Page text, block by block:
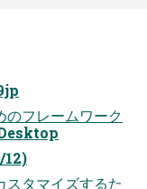
フレームワーク
12)
タマイズするた